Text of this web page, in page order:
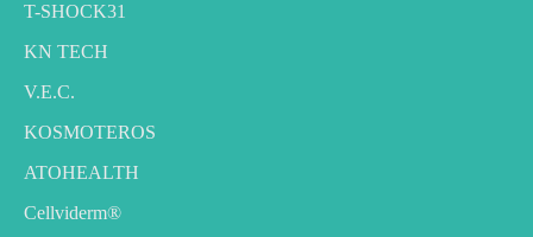
T-SHOCK31
KN TECH
V.E.C.
KOSMOTEROS
ATOHEALTH
Cellviderm®